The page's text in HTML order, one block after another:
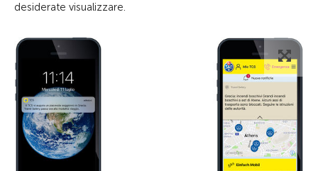
desiderate visualizzare.